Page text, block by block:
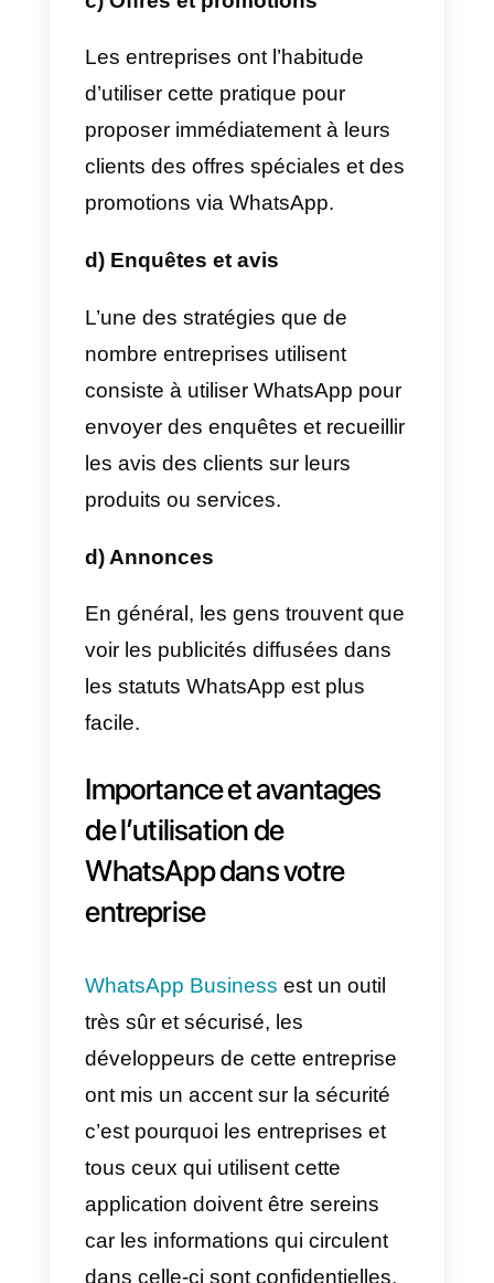
relations avec les clients et la
loyauté de ceux-ci.
Dans la suite, je te présente
WhatsApp :
a) Service client
Les entreprises utilisent
généralement WhatsApp pour
assister les clients en temps réel.
b) Confirmation de
Il arrive souvent que les
confirmations de commandes via
WhatsApp.
c) Offres et promotions
Les entreprises ont l’habitude
d’utiliser cette pratique pour
proposer immédiatement à leurs
clients des offres spéciales et
promotions via WhatsApp.
d) Enquêtes et avis